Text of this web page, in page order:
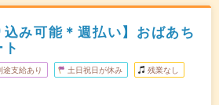
込み可能＊週払い】おばあち
途支給あり 土日祝日が休み 残業なし